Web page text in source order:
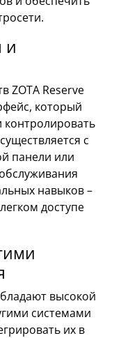
и
ZOTA Reserve
который
контролировать
с
панели или
навыков –
доступе
высокой
системами
их в